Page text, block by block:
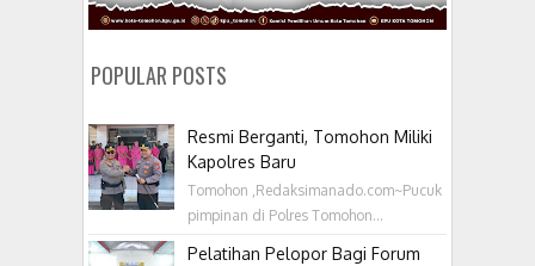
POPULAR POSTS
Resmi Berganti, Tomohon Miliki
Kapolres Baru
Tomohon ,Redaksimanado.com~Pucuk
pimpinan di Polres Tomohon...
Pelatihan Pelopor Bagi Forum